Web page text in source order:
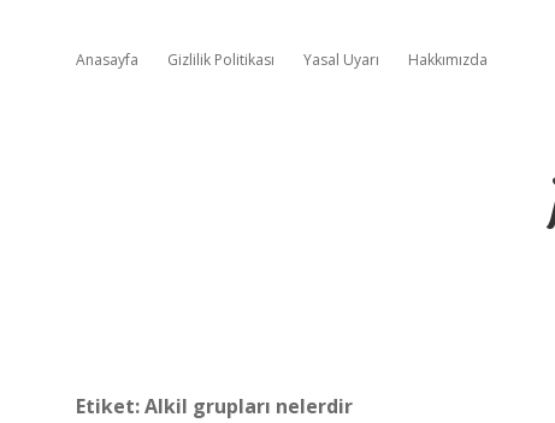
Anasayfa Gizlilik Politikası Yasal Uyarı Hakkımızda
Etiket:Alkil grupları nelerdir